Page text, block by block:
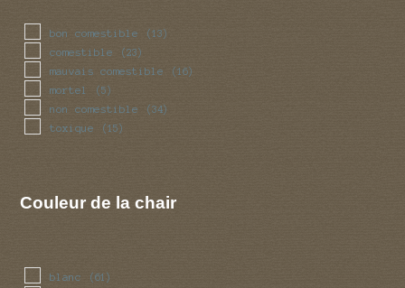
bon comestible (13)
comestible (23)
mauvais comestible (16)
mortel (5)
non comestible (34)
toxique (15)
Couleur de la chair
blanc (61)